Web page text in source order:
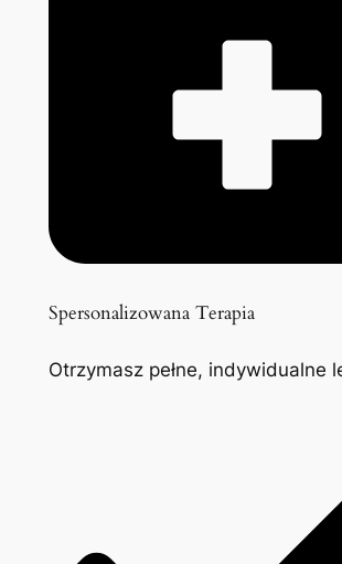
Spersonalizowana Terapia
Otrzymasz pełne, indywidualne